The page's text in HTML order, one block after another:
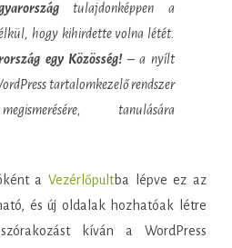
tulajdonképpen a
hogy kihirdette volna létét.
egy Közösség!– a nyílt
tartalomkezelő rendszer
tanulására
a Vezérlőpultba lépve ez az
és új oldalak hozhatóak létre
kíván a WordPress